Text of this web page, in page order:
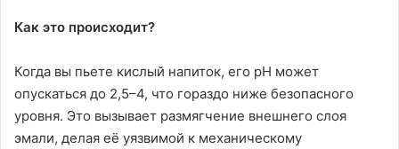
Как это происходит?
Когда вы пьете кислый напиток, его pH может
опускаться до 2,5–4, что гораздо ниже безопасного
уровня. Это вызывает размягчение внешнего слоя
эмали, делая её уязвимой к механическому